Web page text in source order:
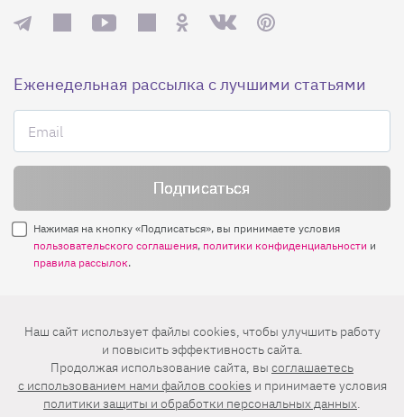
Еженедельная рассылка с лучшими статьями
Нажимая на кнопку «Подписаться», вы принимаете условия
пользовательского соглашения, политики конфиденциальности и
правила рассылок.
Нашли ошибку? Выделите ее и нажмите
Ctrl+Enter
© 2026 АО «БКМ», ОГРН 1027739494584, ИНН 7705056238
127018, Москва, ул. Полковая, д. 3, стр. 4, помещение I, комн. 23
16+
Наш сайт использует файлы cookies, чтобы улучшить работу
и повысить эффективность сайта.
Продолжая использование сайта, вы соглашаетесь
c использованием нами файлов cookies и принимаете условия
политики защиты и обработки персональных данных.